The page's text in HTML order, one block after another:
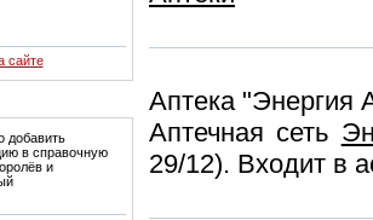
сайте
добавить
в справочную
и
Аптека "Энергия
Аптечная сеть
29/12). Входит в